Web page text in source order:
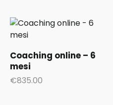
Coaching online – 6
mesi
€835.00